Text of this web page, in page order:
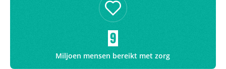
9
Miljoen mensen bereikt met zorg